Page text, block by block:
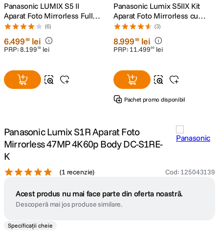
9. dji mic mini
10 . dji osmo
Panasonic LUMIX S5 II
Aparat Foto Mirrorless Full
Frame 24.2MP
(6)
6.49999 lei
PRP:8.199 99 lei
Panasonic Lumix S5IIX Kit
Aparat Foto Mirrorless cu
Obiectiv 20-60mm
(3)
8.99999 lei
PRP: 11.49999 lei
Pachet promo disponibil
Panasonic Lumix S1R Aparat Foto
Mirrorless 47MP 4K60p Body DC-S1RE-
K
(1 recenzie) Cod: 125043139
Acest produs nu mai face parte din oferta noastră.
Descoperă mai jos produse similare.
Specificații cheie